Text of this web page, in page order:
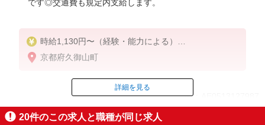
です◎交通費も規定内支給します。
時給1,130円〜（経験・能力による）
※試用期間3ヵ月あり（同条件）
京都府久御山町
ID：AE0513127987
詳細を見る
20件のこの求人と職種が同じ求人